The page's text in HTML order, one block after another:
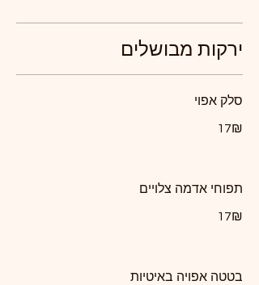
ירקות מבושלים
סלק אפוי
‏17 ‏₪
תפוחי אדמה צלויים
‏17 ‏₪
בטטה אפויה באיטיות